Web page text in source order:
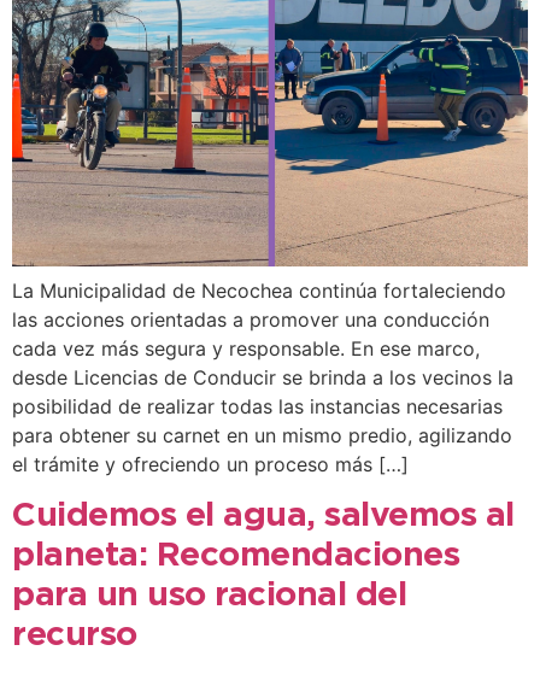
La Municipalidad de Necochea continúa fortaleciendo
las acciones orientadas a promover una conducción
cada vez más segura y responsable. En ese marco,
desde Licencias de Conducir se brinda a los vecinos la
posibilidad de realizar todas las instancias necesarias
para obtener su carnet en un mismo predio, agilizando
el trámite y ofreciendo un proceso más […]
Cuidemos el agua, salvemos al
planeta: Recomendaciones
para un uso racional del
recurso